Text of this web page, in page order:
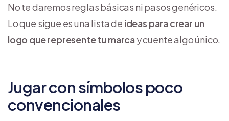
No te daremos reglas básicas ni pasos genéricos.
Lo que sigue es una lista de ideas para crear un
logo que represente tu marca y cuente algo único.
Jugar con símbolos poco
convencionales